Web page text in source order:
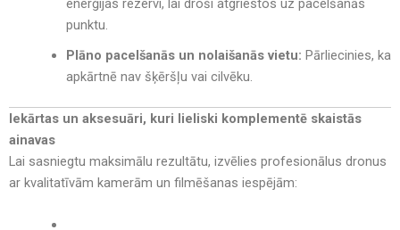
enerģijas rezervi, lai droši atgriestos uz pacelšanās
punktu.
Plāno pacelšanās un nolaišanās vietu: Pārliecinies, ka
apkārtnē nav šķēršļu vai cilvēku.
Iekārtas un aksesuāri, kuri lieliski komplementē skaistās
ainavas
Lai sasniegtu maksimālu rezultātu, izvēlies profesionālus dronus
ar kvalitatīvām kamerām un filmēšanas iespējām: